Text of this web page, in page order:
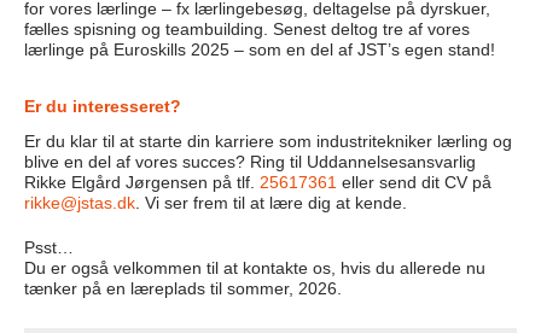
for vores lærlinge – fx lærlingebesøg, deltagelse på dyrskuer,
fælles spisning og teambuilding. Senest deltog tre af vores
lærlinge på Euroskills 2025 – som en del af JST’s egen stand!
Er du interesseret?
Er du klar til at starte din karriere som industritekniker lærling og
blive en del af vores succes? Ring til Uddannelsesansvarlig
Rikke Elgård Jørgensen på tlf. 25617361 eller send dit CV på
rikke@jstas.dk . Vi ser frem til at lære dig at kende.
Psst…
Du er også velkommen til at kontakte os, hvis du allerede nu
tænker på en læreplads til sommer, 2026.